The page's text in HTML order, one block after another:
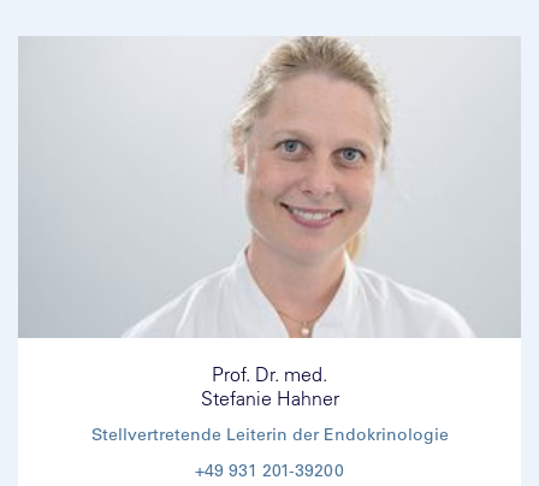
Prof. Dr. med.
Stefanie Hahner
Stellvertretende Leiterin der Endokrinologie
+49 931 201-39200